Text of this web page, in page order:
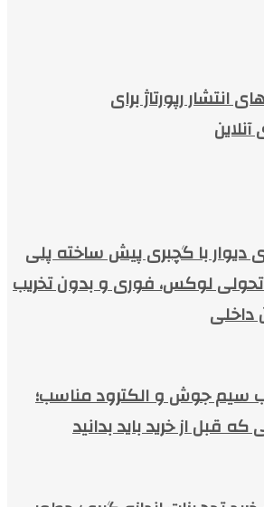
انتشار رپورتاژ برای
دیوار با گچبری پیش ساخته پلی
تحولی لوکس، فوری و بدون تخریب
داخلی
سیم جوش و الکترود مناسب؛
قبل از خرید باید بدانید